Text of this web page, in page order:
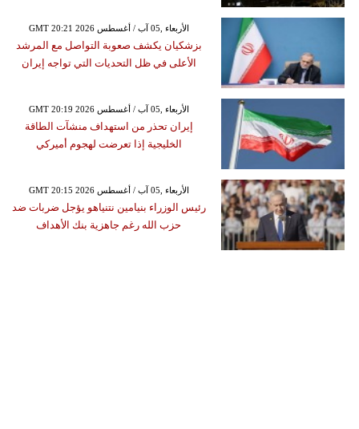
GMT 20:21 2026 الأربعاء ,05 آب / أغسطس
بزشكيان يكشف صعوبة التواصل مع المرشد
الأعلى في ظل التحديات التي تواجه إيران
GMT 20:19 2026 الأربعاء ,05 آب / أغسطس
إيران تحذر من استهداف منشآت الطاقة
الخليجية إذا تعرضت لهجوم أميركي
GMT 20:15 2026 الأربعاء ,05 آب / أغسطس
رئيس الوزراء بنيامين نتنياهو يؤجل ضربات ضد
حزب الله رغم جاهزية بنك الأهداف